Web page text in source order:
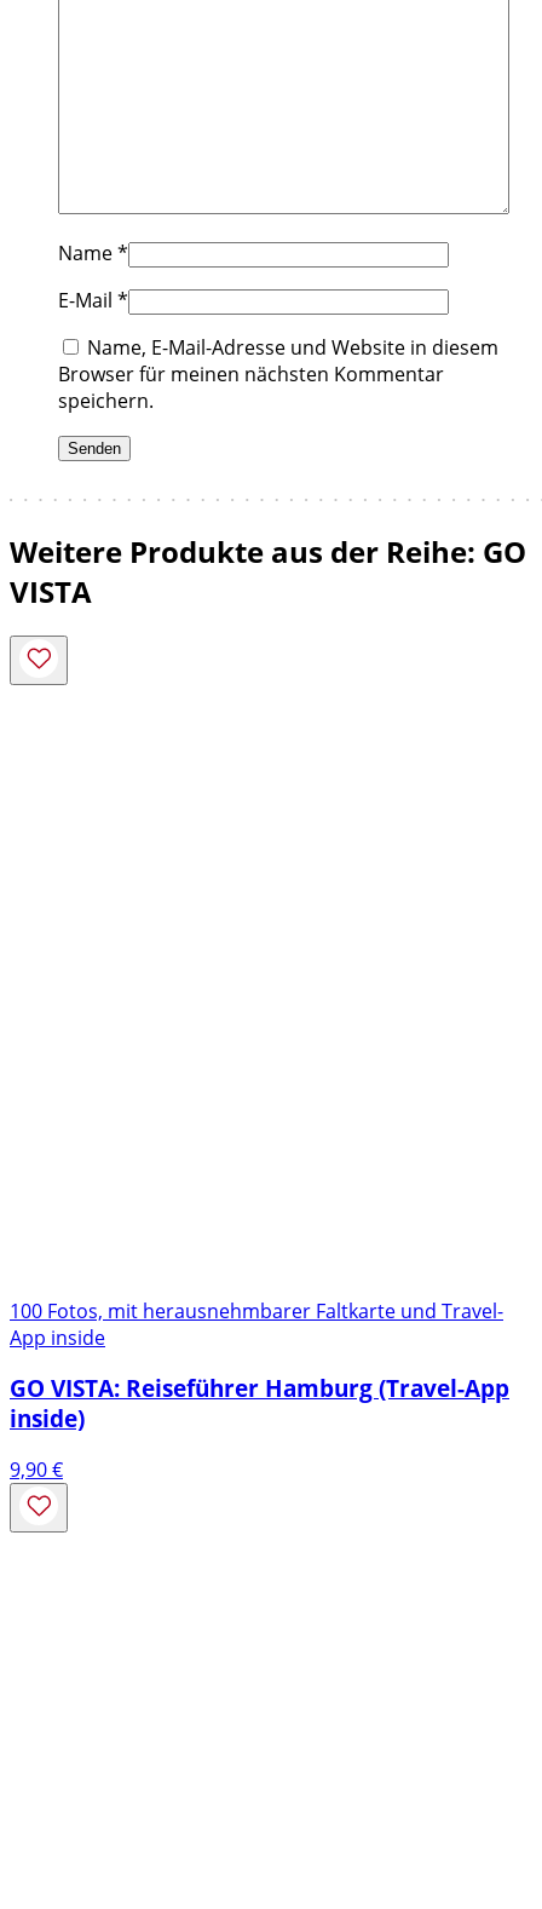
Name*
E-Mail *
Name, E-Mail-Adresse und Website in diesem
Browser für meinen nächsten Kommentar
speichern.
Weitere Produkte aus der Reihe: GO
VISTA
100 Fotos, mit herausnehmbarer Faltkarte und Travel-
App inside
GO VISTA: Reiseführer Hamburg (Travel-App
inside)
9,90€